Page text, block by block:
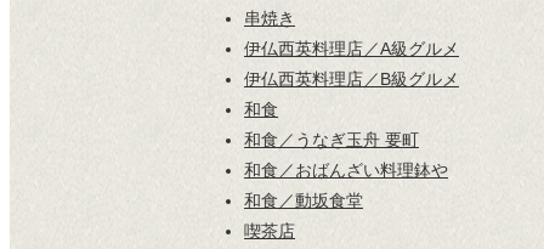
串焼き
伊仏西英料理店／A級グルメ
伊仏西英料理店／B級グルメ
和食
和食／うなぎ玉舟 要町
和食／おばんざい料理鉢や
和食／動坂食堂
喫茶店